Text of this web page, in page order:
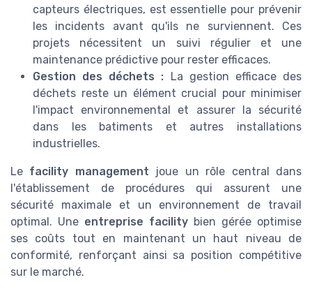
capteurs électriques, est essentielle pour prévenir
les incidents avant qu'ils ne surviennent. Ces
projets nécessitent un suivi régulier et une
maintenance prédictive pour rester efficaces.
Gestion des déchets : La gestion efficace des
déchets reste un élément crucial pour minimiser
l'impact environnemental et assurer la sécurité
dans les batiments et autres installations
industrielles.
Le facility management joue un rôle central dans
l'établissement de procédures qui assurent une
sécurité maximale et un environnement de travail
optimal. Une entreprise facility bien gérée optimise
ses coûts tout en maintenant un haut niveau de
conformité, renforçant ainsi sa position compétitive
sur le marché.